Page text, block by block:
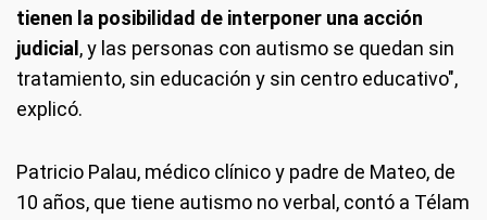
tienen la posibilidad de interponer una acción
judicial , y las personas con autismo se quedan sin
tratamiento, sin educación y sin centro educativo",
explicó.
Patricio Palau, médico clínico y padre de Mateo, de
10 años, que tiene autismo no verbal, contó a Télam